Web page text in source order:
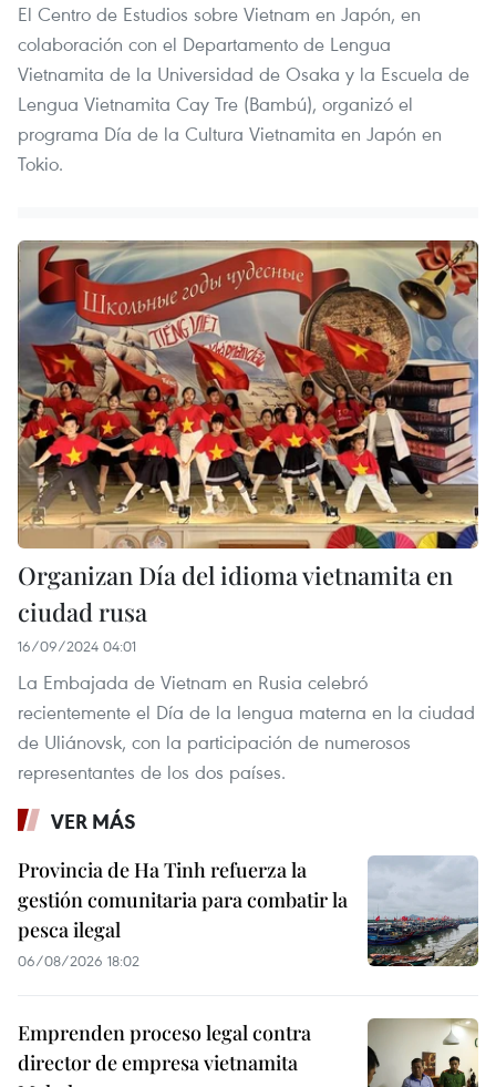
El Centro de Estudios sobre Vietnam en Japón, en
colaboración con el Departamento de Lengua
Vietnamita de la Universidad de Osaka y la Escuela de
Lengua Vietnamita Cay Tre (Bambú), organizó el
programa Día de la Cultura Vietnamita en Japón en
Tokio.
Organizan Día del idioma vietnamita en
ciudad rusa
16/09/2024 04:01
La Embajada de Vietnam en Rusia celebró
recientemente el Día de la lengua materna en la ciudad
de Uliánovsk, con la participación de numerosos
representantes de los dos países.
VER MÁS
Provincia de Ha Tinh refuerza la
gestión comunitaria para combatir la
pesca ilegal
06/08/2026 18:02
Emprenden proceso legal contra
director de empresa vietnamita